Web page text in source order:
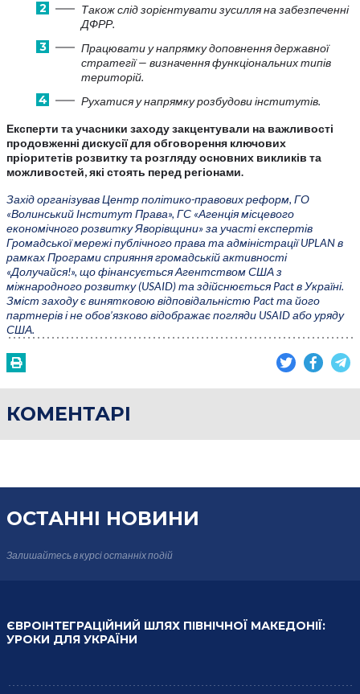
Також слід зорієнтувати зусилля на забезпеченні
ДФРР.
Працювати у напрямку доповнення державної
стратегії — визначення функціональних типів
територій.
Рухатися у напрямку розбудови інститутів.
Експерти та учасники заходу закцентували на важливості
продовженні дискусії для обговорення ключових
пріоритетів розвитку та розгляду основних викликів та
можливостей, які стоять перед регіонами.
Захід організував Центр політико-правових реформ, ГО
«Волинський Інститут Права», ГС «Агенція місцевого
економічного розвитку Яворівщини» за участі експертів
Громадської мережі публічного права та адміністрації UPLAN в
рамках Програми сприяння громадській активності
«Долучайся!», що фінансується Агентством США з
міжнародного розвитку (USAID) та здійснюється Pact в Україні.
Зміст заходу є винятковою відповідальністю Pact та його
партнерів і не обов’язково відображає погляди USAID або уряду
США.
КОМЕНТАРІ
ОСТАННІ НОВИНИ
Залишайтесь в курсіостанніх подій
ЄВРОІНТЕГРАЦІЙНИЙ ШЛЯХ ПІВНІЧНОЇ МАКЕДОНІЇ:
УРОКИ ДЛЯ УКРАЇНИ